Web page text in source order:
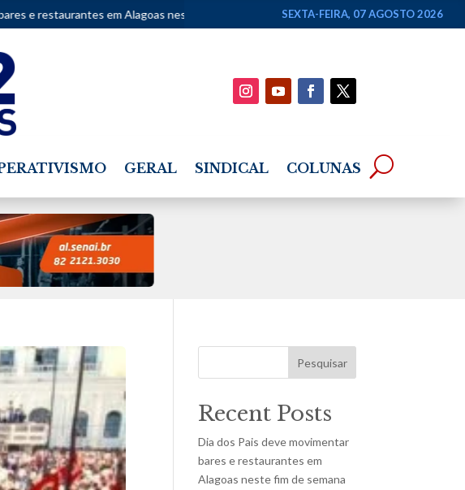
em Alagoas neste fim de semana Lei Maria da Penha completa 20 anos com
SEXTA-FEIRA, 07 AGOSTO 2026
GERAL SINDICAL COLUNAS
Pesquisar
Recent Posts
Dia dos Pais deve movimentar
bares e restaurantes em
Alagoas neste fim de semana